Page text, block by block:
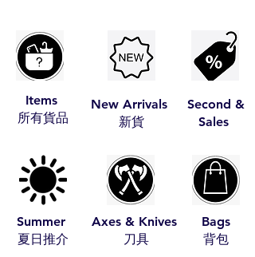
Items
​所有貨品
Summer
​夏日推介
New Arrivals
​新貨
Second &
Sales
Axes & Knives
​刀具
Bags
​背包